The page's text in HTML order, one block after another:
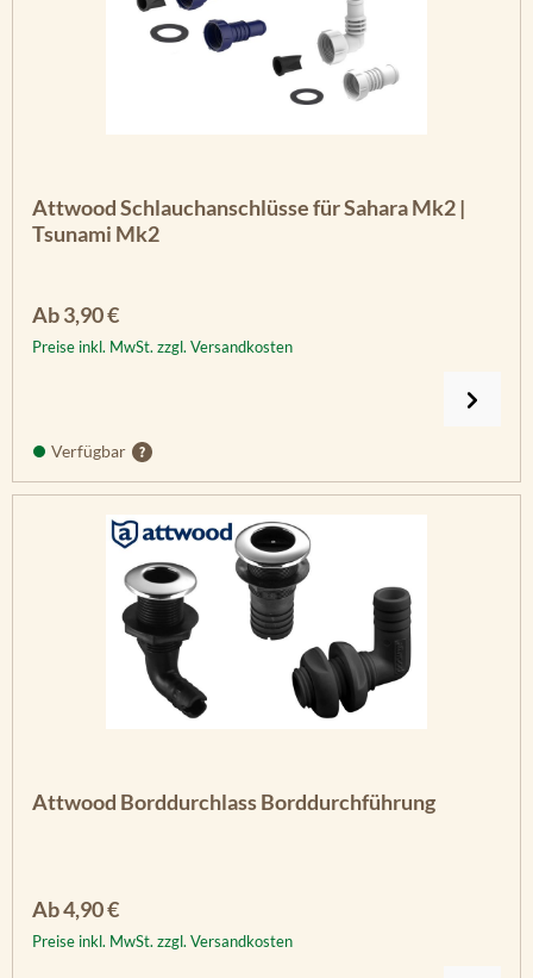
Attwood Schlauchanschlüsse für Sahara Mk2 |
Tsunami Mk2
Regulärer Preis:
Ab3,90 €
Preise inkl. MwSt. zzgl. Versandkosten
Verfügbar
Attwood Borddurchlass Borddurchführung
Regulärer Preis:
Ab4,90 €
Preise inkl. MwSt. zzgl. Versandkosten